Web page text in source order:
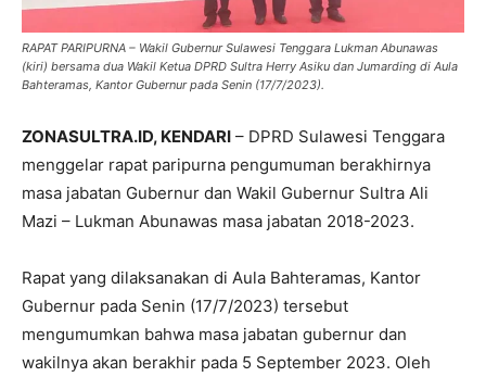
RAPAT PARIPURNA – Wakil Gubernur Sulawesi Tenggara Lukman Abunawas
(kiri) bersama dua Wakil Ketua DPRD Sultra Herry Asiku dan Jumarding di Aula
Bahteramas, Kantor Gubernur pada Senin (17/7/2023).
ZONASULTRA.ID, KENDARI – DPRD Sulawesi Tenggara
menggelar rapat paripurna pengumuman berakhirnya
masa jabatan Gubernur dan Wakil Gubernur Sultra Ali
Mazi – Lukman Abunawas masa jabatan 2018-2023.
Rapat yang dilaksanakan di Aula Bahteramas, Kantor
Gubernur pada Senin (17/7/2023) tersebut
mengumumkan bahwa masa jabatan gubernur dan
wakilnya akan berakhir pada 5 September 2023. Oleh